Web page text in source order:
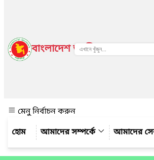
বাংলাদেশ জাতীয় তথ্য বাতায়ন
মেনু নির্বাচন করুন
আমাদের সম্পর্কে
আমাদের